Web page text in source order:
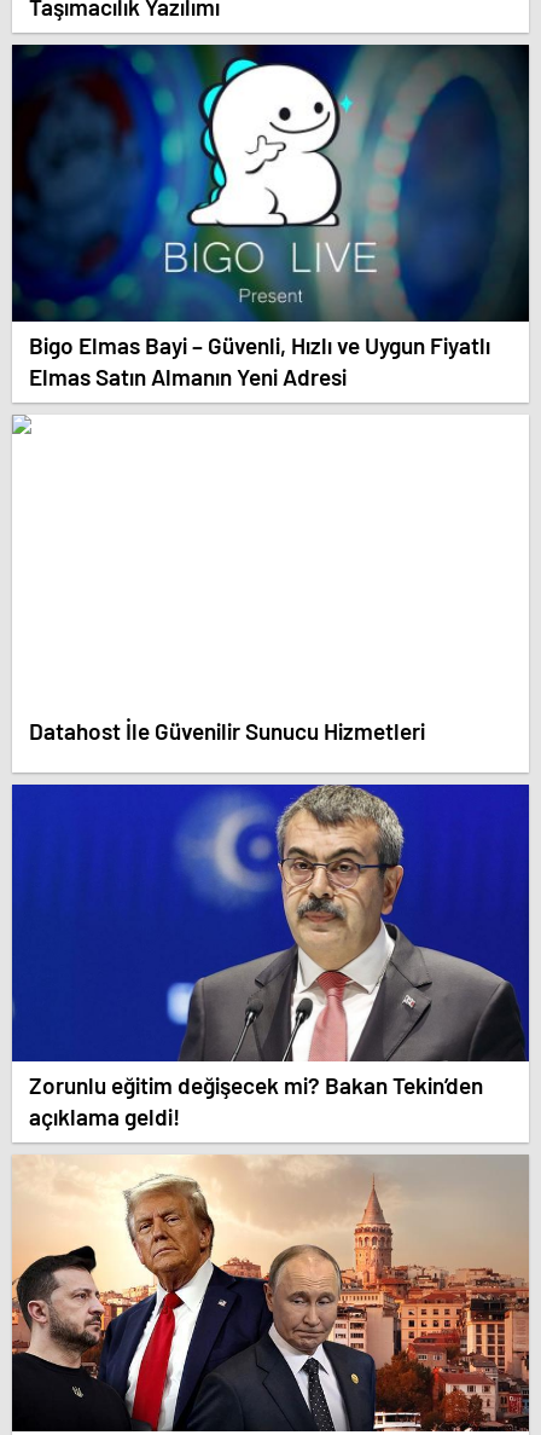
Taşımacılık Yazılımı
Bigo Elmas Bayi – Güvenli, Hızlı ve Uygun Fiyatlı
Elmas Satın Almanın Yeni Adresi
Datahost İle Güvenilir Sunucu Hizmetleri
Zorunlu eğitim değişecek mi? Bakan Tekin’den
açıklama geldi!